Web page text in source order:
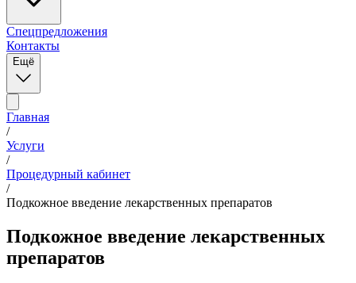
Спецпредложения
Контакты
Ещё
Главная
/
Услуги
/
Процедурный кабинет
/
Подкожное введение лекарственных препаратов
Подкожное введение лекарственных
препаратов